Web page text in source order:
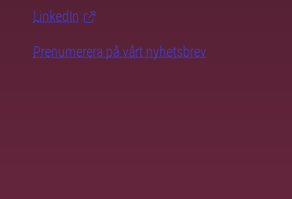
LinkedIn
Prenumerera på vårt nyhetsbrev